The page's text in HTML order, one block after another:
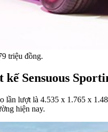
triệu đồng.
Sensuous
lượt là 4.535 x 1.765 x
hiện nay.